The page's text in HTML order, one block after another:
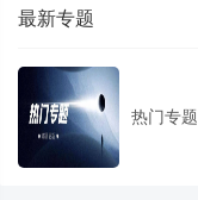
最新专题
热门专题